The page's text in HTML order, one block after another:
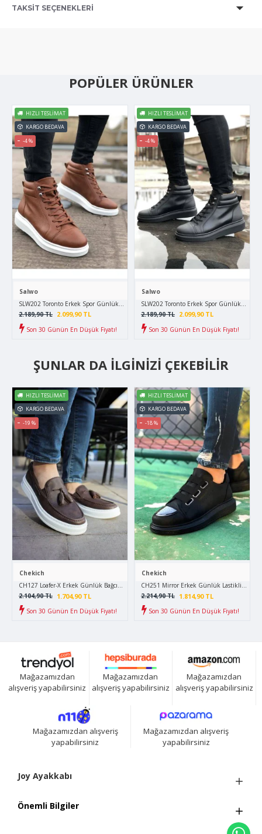
TAKSIT SEÇENEKLERI
POPÜLER ÜRÜNLER
HIZLI TESLIMAT
KARGO BEDAVA
-4 %
Salwo
SLW202 Toronto Erkek Spor Günlük Bağcıklı Cilt Bot CBT - Taba
2.099,90 TL
2.189,90 TL
Son 30 Günün En Düşük Fiyatı!
HIZLI TESLIMAT
KARGO BEDAVA
-4 %
Salwo
SLW202 Toronto Erkek Spor Günlük
2.099,90 TL
2.189,90 TL
Son 30 Günün En Düşük Fiyatı!
ŞUNLAR DA İLGINIZI ÇEKEBILIR
HIZLI TESLIMAT
KARGO BEDAVA
-19 %
Chekich
CH127 Loafer-X Erkek Günlük Bağcıksız Corcik Cilt Klasik Ayakkabı CBT - Kahverengi
1.704,90 TL
2.104,90 TL
Son 30 Günün En Düşük Fiyatı!
HIZLI TESLIMAT
KARGO BEDAVA
-18 %
Chekich
CH251 Mirror Erkek Günlük Lastikli Cilt
1.814,90 TL
2.214,90 TL
Son 30 Günün En Düşük Fiyatı!
Mağazamızdan
alışveriş yapabilirsiniz
Mağazamızdan
alışveriş yapabilirsiniz
Mağazamızdan
alışveriş yapabilirsiniz
Mağazamızdan alışveriş
yapabilirsiniz
Mağazamızdan alışveriş
yapabilirsiniz
Joy Ayakkabı
Önemli Bilgiler